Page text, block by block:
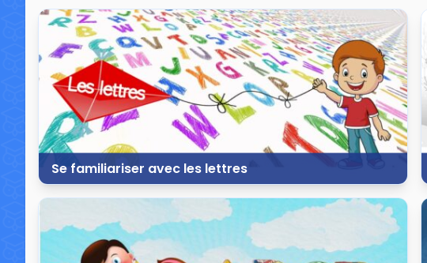
Se familiariser avec les lettres
14 avril 2023
7 757 vues